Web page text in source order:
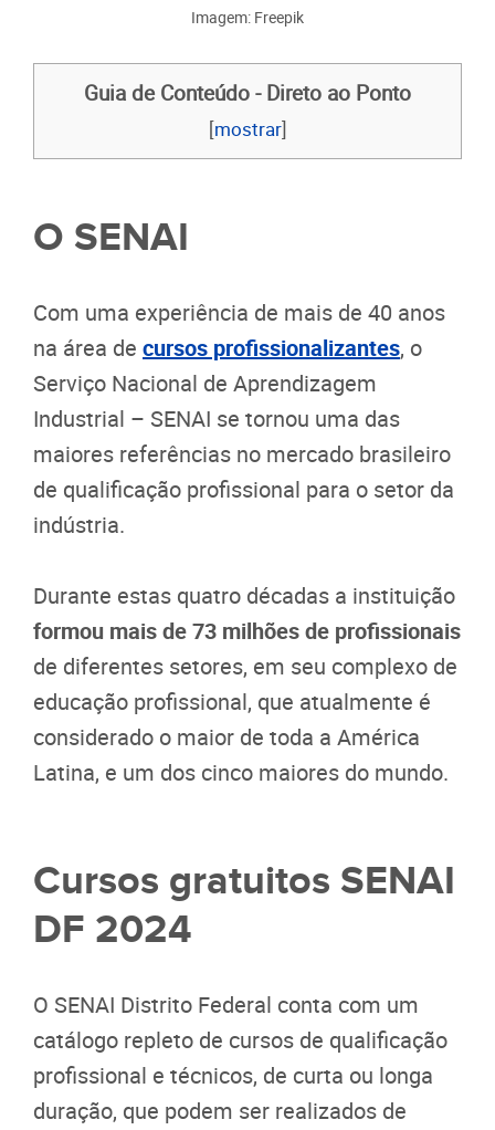
Imagem: Freepik
Guia de Conteúdo - Direto ao Ponto
[mostrar]
O SENAI
Com uma experiência de mais de 40 anos
na área de cursos profissionalizantes, o
Serviço Nacional de Aprendizagem
Industrial – SENAI se tornou uma das
maiores referências no mercado brasileiro
de qualificação profissional para o setor da
indústria.
Durante estas quatro décadas a instituição
formou mais de 73 milhões de profissionais
de diferentes setores, em seu complexo de
educação profissional, que atualmente é
considerado o maior de toda a América
Latina, e um dos cinco maiores do mundo.
Cursos gratuitos SENAI
DF 2024
O SENAI Distrito Federal conta com um
catálogo repleto de cursos de qualificação
profissional e técnicos, de curta ou longa
duração, que podem ser realizados de